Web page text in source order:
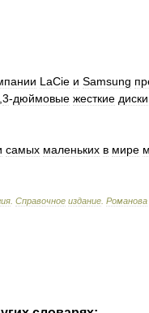
LaCie и Samsung
3-дюймовые жесткие диски
самых маленьких в мире
Справочное издание Романова